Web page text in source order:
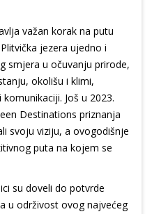
važan korak na putu
jezera ujedno i
smjera u očuvanju prirode,
okolišu i klimi,
Još u 2023.
Destinations priznanja
svoju viziju, a ovogodišnje
puta na kojem se
su doveli do potvrde
u održivost ovog najvećeg